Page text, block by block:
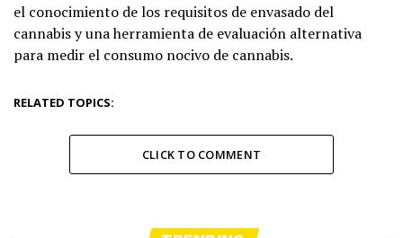
el conocimiento de los requisitos de envasado del
cannabis y una herramienta de evaluación alternativa
para medir el consumo nocivo de cannabis.
RELATED TOPICS:
CLICK TO COMMENT